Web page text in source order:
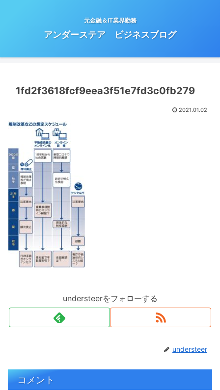
元金融＆IT業界勤務
アンダーステア ビジネスブログ
1fd2f3618fcf9eea3f51e7fd3c0fb279
2021.01.02
understeerをフォローする
understeer
コメント